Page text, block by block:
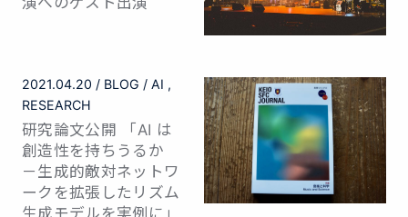
2021.04.20 BLOG
AI
RESEARCH
研究論文公開 「AI は
創造性を持ちうるか
－生成的敵対ネットワ
ークを拡張したリズム
生成モデルを実例に」